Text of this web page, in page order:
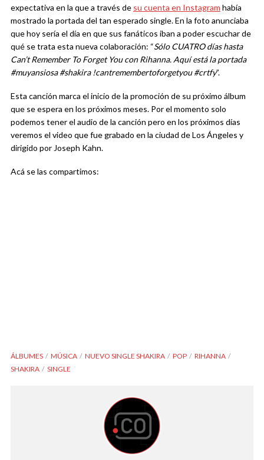
expectativa en la que a través de su cuenta en Instagram había
mostrado la portada del tan esperado single. En la foto anunciaba
que hoy sería el día en que sus fanáticos iban a poder escuchar de
qué se trata esta nueva colaboración: “Sólo CUATRO días hasta
Can’t Remember To Forget Youcon Rihanna. Aquí está la portada
#muyansiosa #shakira !cantremembertoforgetyou #crtfy”.
Esta canción marca el inicio de la promoción de su próximo álbum
que se espera en los próximos meses. Por el momento solo
podemos tener el audio de la canción pero en los próximos días
veremos el video que fue grabado en la ciudad de Los Ángeles y
dirigido por Joseph Kahn.
Acá se las compartimos:
ÁLBUMES MÚSICA NUEVO SINGLE SHAKIRA POP
RIHANNA
SHAKIRA
SINGLE